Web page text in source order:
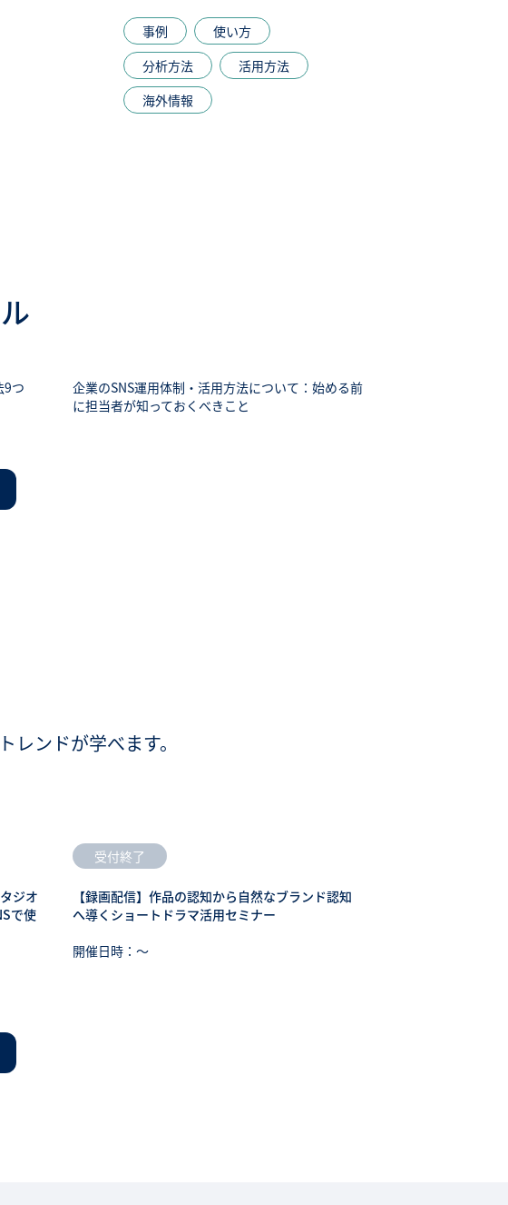
事例
使い方
分析方法
活用方法
海外情報
9つ
企業のSNS運用体制・活用方法について：始める前
に担当者が知っておくべきこと
ンドが学べます。
ジオ
で使
受付終了
【録画配信】作品の認知から自然なブランド認知
へ導くショートドラマ活用セミナー
開催日時：〜